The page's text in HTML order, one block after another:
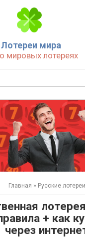
Лотереи мира
мировых лотереях
Главная » Русские лотереи
+ как
через